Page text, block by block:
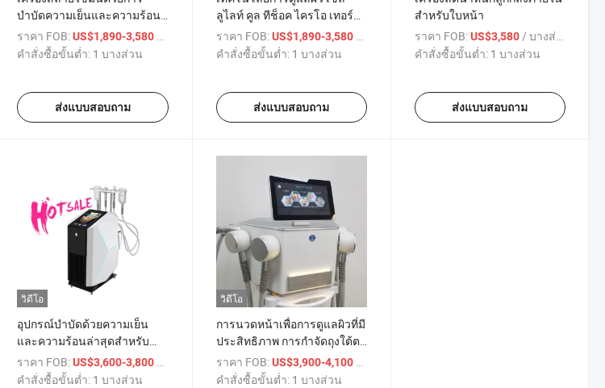
บำบัดความเย็นและความร้อน
สำหรับการปรับรูปร่างและการ
ลดน้ำหนัก
ราคา FOB: US$1,890-3,580 / บางส่วน
คำสั่งซื้อขั้นต่ำ: 1 บางส่วน
ส่งแบบสอบถาม
ลูไลท์ คูล ทีช็อค ไครโอ เทอร์
มอล อีเอ็มเอส รูปร่างร่างกาย
การลดน้ำหนัก ไครโอเทอราปี
ราคา FOB: US$1,890-3,580 / บางส่วน
คำสั่งซื้อขั้นต่ำ: 1 บางส่วน
ส่งแบบสอบถาม
สำหรับใบหน้า
ราคา FOB: US$3,580/ บางส่วน
คำสั่งซื้อขั้นต่ำ: 1 บางส่วน
ส่งแบบสอบถาม
วิดีโอ
อุปกรณ์บำบัดด้วยความเย็น
และความร้อนล่าสุดสำหรับ
การกระชับผิว
ราคา FOB: US$3,600-3,800
คำสั่งซื้อขั้นต่ำ: 1 บางส่วน
วิดีโอ
การนวดหน้าเพื่อการดูแลผิวที่มี
ประสิทธิภาพ การกำจัดถุงใต้ตา
การบำบัดด้วยความเย็นและ
ความร้อน EMS
ราคา FOB: US$3,900-4,100
คำสั่งซื้อขั้นต่ำ: 1 บางส่วน